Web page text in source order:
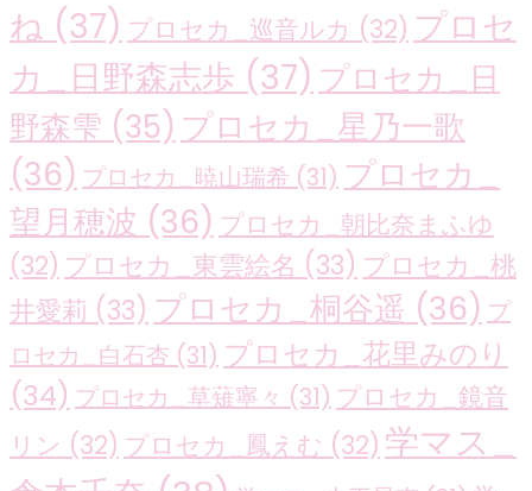
ね (37) プロセカ_巡音ルカ (32) プロセ
カ_日野森志歩 (37) プロセカ_日
野森雫 (35) プロセカ_星乃一歌
(36) プロセカ_暁山瑞希 (31) プロセカ_
望月穂波 (36) プロセカ_朝比奈まふゆ
(32) プロセカ_東雲絵名 (33) プロセカ_桃
井愛莉 (33) プロセカ_桐谷遥 (36) プ
ロセカ_白石杏 (31) プロセカ_花里みのり
(34) プロセカ_草薙寧々 (31) プロセカ_鏡音
リン (32) プロセカ_鳳えむ (32) 学マス_